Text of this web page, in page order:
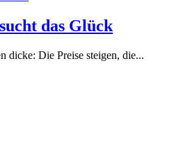
das Glück
dicke: Die Preise steigen, die...